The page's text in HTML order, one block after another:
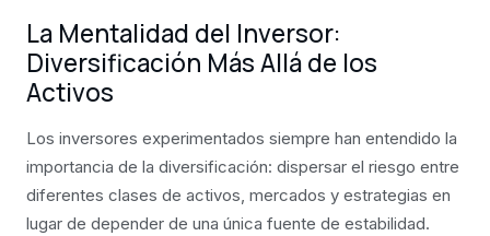
La Mentalidad del Inversor:
Diversificación Más Allá de los
Activos
Los inversores experimentados siempre han entendido la
importancia de la diversificación: dispersar el riesgo entre
diferentes clases de activos, mercados y estrategias en
lugar de depender de una única fuente de estabilidad.